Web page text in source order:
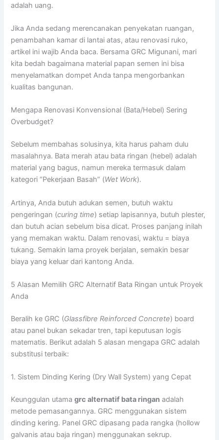
adalah uang.
Jika Anda sedang merencanakan penyekatan ruangan,
penambahan kamar di lantai atas, atau renovasi ruko,
artikel ini wajib Anda baca. Bersama GRC Migunani, mari
kita bedah bagaimana material papan semen ini bisa
menyelamatkan dompet Anda tanpa mengorbankan
kualitas bangunan.
Mengapa Renovasi Konvensional (Bata/Hebel) Sering
Overbudget?
Sebelum membahas solusinya, kita harus paham dulu
masalahnya. Bata merah atau bata ringan (hebel) adalah
material yang bagus, namun mereka termasuk dalam
kategori “Pekerjaan Basah” (Wet Work).
Artinya, Anda butuh adukan semen, butuh waktu
pengeringan (curing time) setiap lapisannya, butuh plester,
dan butuh acian sebelum bisa dicat. Proses panjang inilah
yang memakan waktu. Dalam renovasi, waktu = biaya
tukang. Semakin lama proyek berjalan, semakin besar
biaya yang keluar dari kantong Anda.
5 Alasan Memilih GRC Alternatif Bata Ringan untuk Proyek
Anda
Beralih ke GRC (Glassfibre Reinforced Concrete) board
atau panel bukan sekadar tren, tapi keputusan logis
matematis. Berikut adalah 5 alasan mengapa GRC adalah
substitusi terbaik:
1. Sistem Dinding Kering (Dry Wall System) yang Cepat
Keunggulan utamagrc alternatif bata ringan adalah
metode pemasangannya. GRC menggunakan sistem
dinding kering. Panel GRC dipasang pada rangka (hollow
galvanis atau baja ringan) menggunakan sekrup.